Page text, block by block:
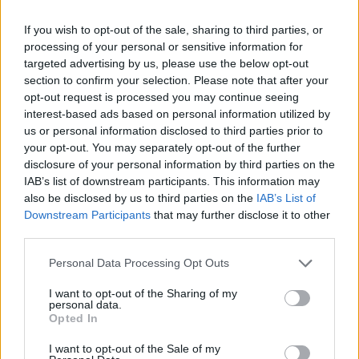
If you wish to opt-out of the sale, sharing to third parties, or
processing of your personal or sensitive information for
targeted advertising by us, please use the below opt-out
section to confirm your selection. Please note that after your
opt-out request is processed you may continue seeing
interest-based ads based on personal information utilized by
us or personal information disclosed to third parties prior to
your opt-out. You may separately opt-out of the further
disclosure of your personal information by third parties on the
IAB’s list of downstream participants. This information may
also be disclosed by us to third parties on the IAB’s List of
Downstream Participants that may further disclose it to other
Personal Data Processing Opt Outs
I want to opt-out of the Sharing of my
personal data.
Opted In
I want to opt-out of the Sale of my
07/08/26|16:53
Ατρόμητος και Novibet
ανανεώνουν τη συνεργασία τους
μέχρι το 2028
07/08/26|15:48
Βραβευμένα κρασιά με την
υπογραφή της Lidl Ελλάς
15:29
CSG: Διψήφια αύξηση εσόδων
του 2026